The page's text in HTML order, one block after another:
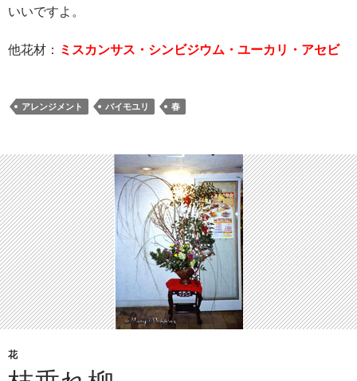
いいですよ。
他花材： ミスカンサス・シンビジウム・ユーカリ・アセビ
アレンジメント バイモユリ 春
花